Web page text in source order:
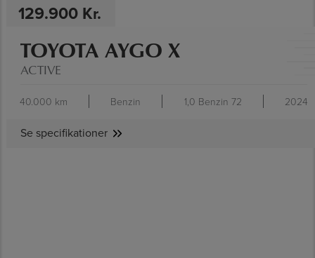
129.900 Kr.
TOYOTA AYGO X
ACTIVE
40.000 km Benzin 1,0 Benzin 72 2024
Se specifikationer